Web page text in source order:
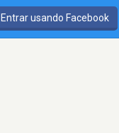
Entrar usando Facebook